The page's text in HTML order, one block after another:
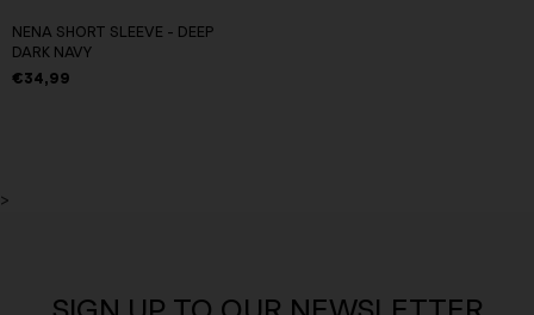
NENA SHORT SLEEVE - DEEP
DARK NAVY
€34,99
>